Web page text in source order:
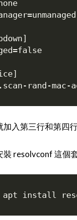
加入第三行和第四
裝 resolvconf 這個